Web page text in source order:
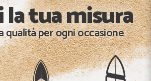
la tua misura
qualità per ogni occasione